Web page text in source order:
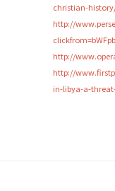
christian-
http://
http://
http://
in-libya-a-